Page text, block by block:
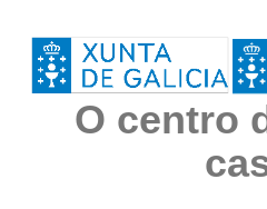
O centro